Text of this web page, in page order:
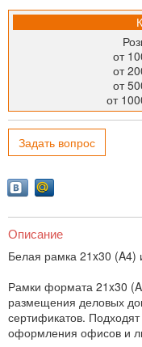
от
от
от
от
Задать вопрос
Описание
Белая рамка 21x30 (A4)
Рамки формата 21x30
размещения деловых
сертификатов.
оформления офисов и